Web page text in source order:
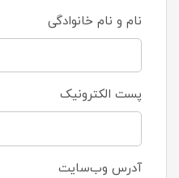
نام و نام خانوادگی
پست الکترونیک
آدرس وب‌سایت